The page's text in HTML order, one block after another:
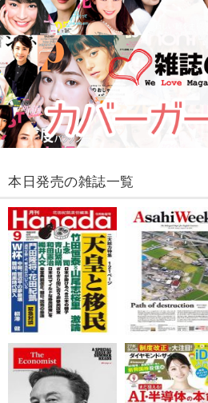
本日発売の雑誌一覧